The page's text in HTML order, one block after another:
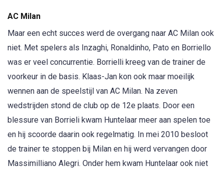
AC Milan
Maar een echt succes werd de overgang naar AC Milan ook
niet. Met spelers als Inzaghi, Ronaldinho, Pato en Borriello
was er veel concurrentie. Borrielli kreeg van de trainer de
voorkeur in de basis. Klaas-Jan kon ook maar moeilijk
wennen aan de speelstijl van AC Milan. Na zeven
wedstrijden stond de club op de 12e plaats. Door een
blessure van Borrieli kwam Huntelaar meer aan spelen toe
en hij scoorde daarin ook regelmatig. In mei 2010 besloot
de trainer te stoppen bij Milan en hij werd vervangen door
Massimilliano Alegri. Onder hem kwam Huntelaar ook niet